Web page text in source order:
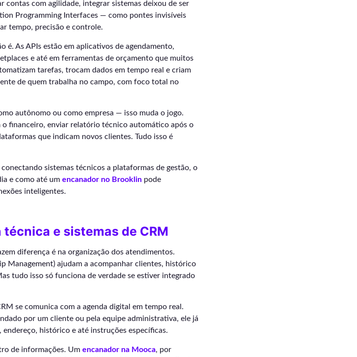
contas com agilidade, integrar sistemas deixou de ser
Programming Interfaces — como pontes invisíveis
tempo, precisão e controle.
é. As APIs estão em aplicativos de agendamento,
e até em ferramentas de orçamento que muitos
tarefas, trocam dados em tempo real e criam
de quem trabalha no campo, com foco total no
autônomo ou como empresa — isso muda o jogo.
o financeiro, enviar relatório técnico automático após o
que indicam novos clientes. Tudo isso é
sistemas técnicos a plataformas de gestão, o
e como até um encanador no Brooklin pode
inteligentes.
e sistemas de CRM
diferença é na organização dos atendimentos.
Management) ajudam a acompanhar clientes, histórico
tudo isso só funciona de verdade se estiver integrado
se comunica com a agenda digital em tempo real.
por um cliente ou pela equipe administrativa, ele já
histórico e até instruções específicas.
de informações. Um encanador na Mooca, por